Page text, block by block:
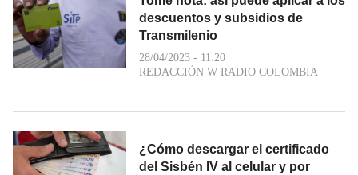
descuentos y subsidios de
Transmilenio
28/04/2023 - 11:20
REDACCIÓN W RADIO COLOMBIA
¿Cómo descargar el certificado
del Sisbén IV al celular y por